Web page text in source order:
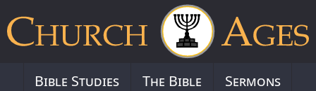
Bible Studies The Bible
Sermons